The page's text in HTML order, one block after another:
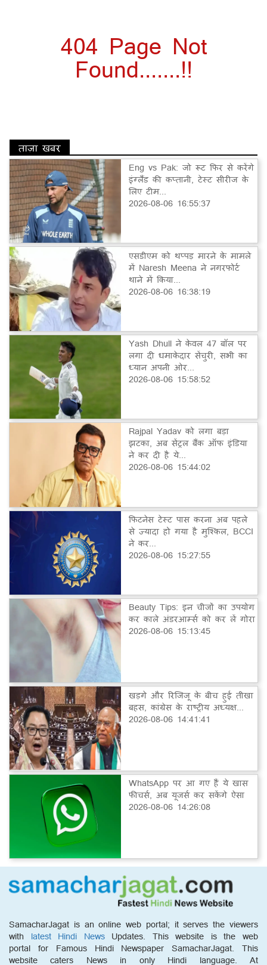
404 Page Not
Found.......!!
ताज़ा खबर
Eng vs Pak: जो रूट फिर से करेंगे
इंग्लैंड की कप्तानी, टेस्ट सीरीज के
लिए टीम...
2026-08-06 16:55:37
एसडीएम को थप्पड़ मारने के मामले
में Naresh Meena ने नगरफोर्ट
थाने में किया...
2026-08-06 16:38:19
Yash Dhull ने केवल 47 बॉल पर
लगा दी धमाकेदार सेंचुरी, सभी का
ध्यान अपनी ओर...
2026-08-06 15:58:52
Rajpal Yadav को लगा बड़ा
झटका, अब सेंट्रल बैंक ऑफ इंडिया
ने कर दी है ये...
2026-08-06 15:44:02
फिटनेस टेस्ट पास करना अब पहले
से ज्यादा हो गया है मुश्किल, BCCI
ने कर...
2026-08-06 15:27:55
Beauty Tips: इन चीजों का उपयोग
कर काले अंडरआर्म्स को कर लें गोरा
2026-08-06 15:13:45
खड़गे और रिजिजू के बीच हुई तीखा
बहस, कांग्रेस के राष्ट्रीय अध्यक्ष...
2026-08-06 14:41:41
WhatsApp पर आ गए हैं ये खास
फीचर्स, अब यूजर्स कर सकेंगे ऐसा
2026-08-06 14:26:08
SamacharJagat is an online web portal; it serves the viewers
with latest Hindi NewsUpdates. This website is the web
portal for Famous Hindi Newspaper SamacharJagat. This
website caters News in only Hindi language. At